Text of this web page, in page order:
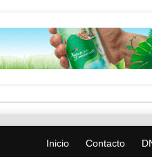
Inicio Contacto